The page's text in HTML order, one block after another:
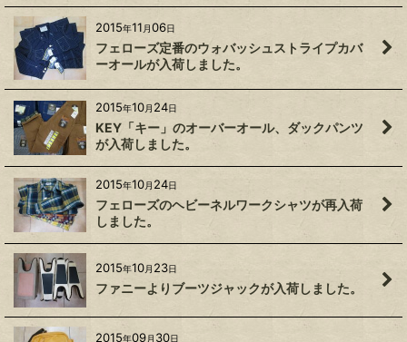
2015年11 月06日
フェローズ定番のウォバッシュストライプカバ
ーオールが入荷しました。
2015年10月 24日
KEY「キー」のオーバーオール、ダックパンツ
が入荷しました。
2015年10月 24日
フェローズのヘビーネルワークシャツが再入荷
しました。
2015年10月 23日
ファニーよりブーツジャックが入荷しました。
2015年09月 30日